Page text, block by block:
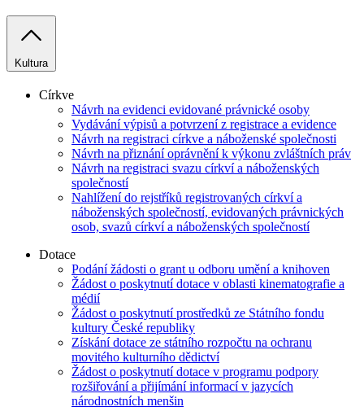
Kultura
Církve
Návrh na evidenci evidované právnické osoby
Vydávání výpisů a potvrzení z registrace a evidence
Návrh na registraci církve a náboženské společnosti
Návrh na přiznání oprávnění k výkonu zvláštních práv
Návrh na registraci svazu církví a náboženských
společností
Nahlížení do rejstříků registrovaných církví a
náboženských společností, evidovaných právnických
osob, svazů církví a náboženských společností
Dotace
Podání žádosti o grant u odboru umění a knihoven
Žádost o poskytnutí dotace v oblasti kinematografie a
médií
Žádost o poskytnutí prostředků ze Státního fondu
kultury České republiky
Získání dotace ze státního rozpočtu na ochranu
movitého kulturního dědictví
Žádost o poskytnutí dotace v programu podpory
rozšiřování a přijímání informací v jazycích
národnostních menšin